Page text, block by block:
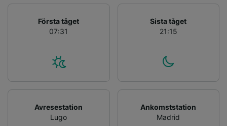
Första tåget
07:31
Sista tåget
21:15
Avresestation
Lugo
Ankomststation
Madrid